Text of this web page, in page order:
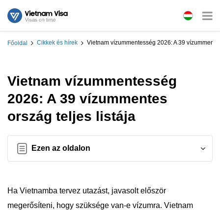
Főoldal Cikkek és hírek Vietnam vízummentesség 2026: A 39
Vietnam vízummentesség
2026: A 39 vízummentes
ország teljes listája
Ezen az oldalon
Ha Vietnamba tervez utazást, javasolt először
megerősíteni, hogy szüksége van-e vízumra. Vietnam